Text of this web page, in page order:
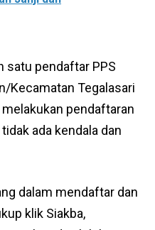
satu pendaftar PPS
Kecamatan Tegalasari
pendaftaran
ada kendala dan
dalam mendaftar dan
klik Siakba,